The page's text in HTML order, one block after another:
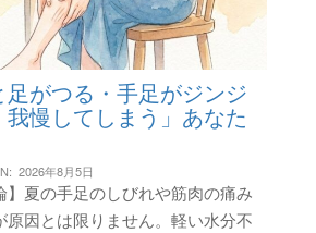
足がつる・手足がジンジ
慢してしまう」あなた
2026年8月5日
】夏の手足のしびれや筋肉の痛み
原因とは限りません。軽い水分不